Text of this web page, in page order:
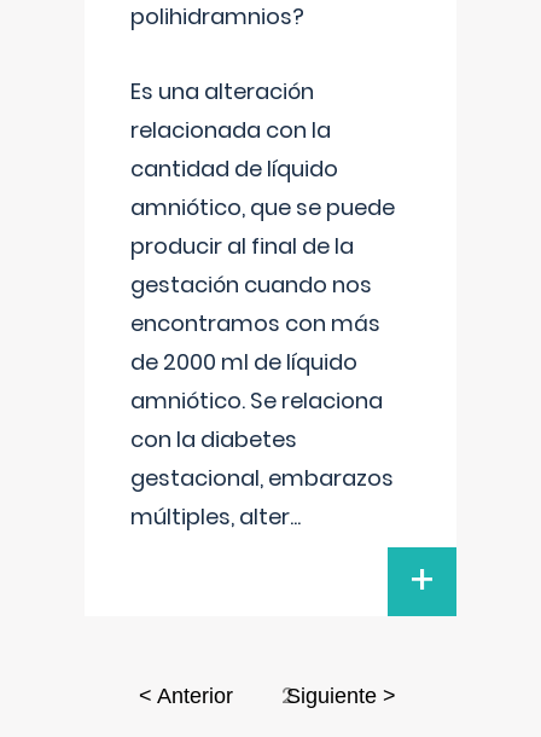
polihidramnios?
Es una alteración
relacionada con la
cantidad de líquido
amniótico, que se puede
producir al final de la
gestación cuando nos
encontramos con más
de 2000 ml de líquido
amniótico. Se relaciona
con la diabetes
gestacional, embarazos
múltiples, alter...
+
< Anterior 2Siguiente >